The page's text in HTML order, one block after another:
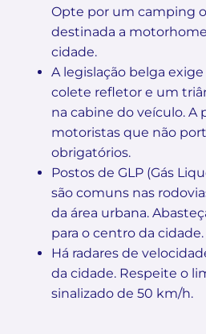
Opte por um camping
destinada a
cidade.
A legislação belga
colete refletor e um
na cabine do veículo. A
motoristas que não
obrigatórios.
Postos de GLP (Gás
são comuns nas
da área urbana.
para o centro da cidade.
Há radares de
da cidade. Respeite o
sinalizado de 50 km/h.